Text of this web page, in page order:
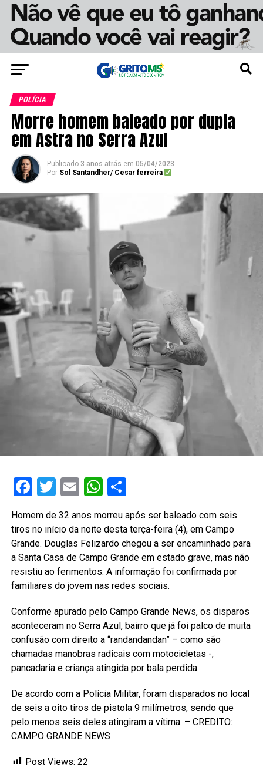
POLÍCIA
Morre homem baleado por dupla
em Astra no Serra Azul
Publicado 3 anos atrás em 05/04/2023
Por Sol Santandher/ Cesar ferreira
Facebook
Twitter
EmailWhatsApp
Share
Homem de 32 anos morreu após ser baleado com seis
tiros no início da noite desta terça-feira (4), em Campo
Grande. Douglas Felizardo chegou a ser encaminhado para
a Santa Casa de Campo Grande em estado grave, mas não
resistiu ao ferimentos. A informação foi confirmada por
familiares do jovem nas redes sociais.
Conforme apurado pelo Campo Grande News, os disparos
aconteceram no Serra Azul, bairro que já foi palco de muita
confusão com direito a “randandandan” – como são
chamadas manobras radicais com motocicletas -,
pancadaria e criança atingida por bala perdida.
De acordo com a Polícia Militar, foram disparados no local
de seis a oito tiros de pistola 9 milímetros, sendo que
pelo menos seis deles atingiram a vítima. – CREDITO:
CAMPO GRANDE NEWS
Post Views: 22